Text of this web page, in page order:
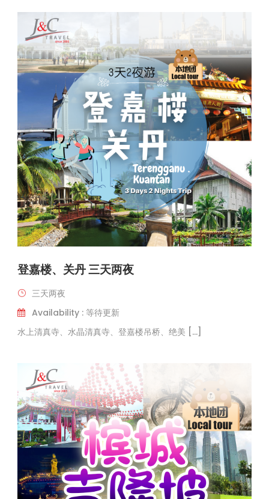
登嘉楼、关丹 三天两夜
三天两夜
Availability : 等待更新
水上清真寺、水晶清真寺、登嘉楼吊桥、绝美 […]